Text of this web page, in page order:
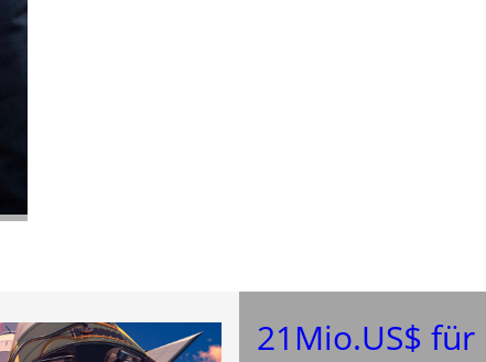
21Mio.US$ für